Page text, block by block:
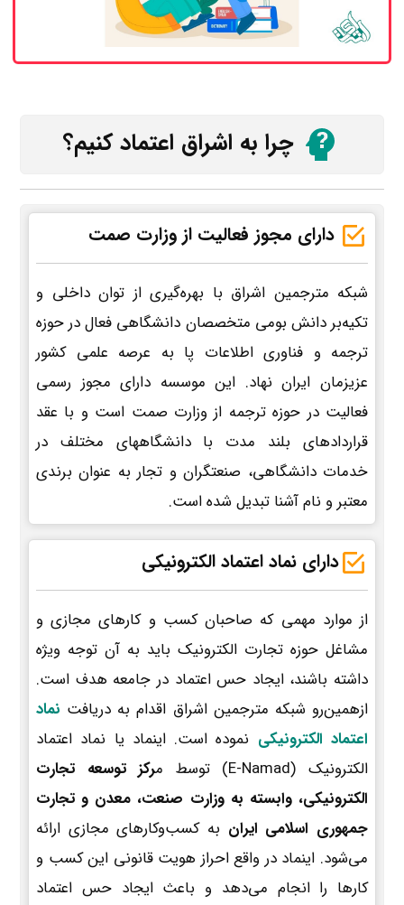
چرا به اشراق اعتماد کنیم؟
دارای مجوز فعالیت از وزارت صمت
شبکه مترجمین اشراق با بهره‌گیری از توان داخلی و
تکیه‌بر دانش بومی متخصصان دانشگاهی فعال در حوزه
ترجمه و فناوری اطلاعات پا به عرصه علمی کشور
عزیزمان ایران نهاد. این موسسه دارای مجوز رسمی
فعالیت در حوزه ترجمه از وزارت صمت است و با عقد
قراردادهای بلند مدت با دانشگاههای مختلف در
خدمات دانشگاهی، صنعتگران و تجار به عنوان برندی
معتبر و نام آشنا تبدیل شده است.
دارای نماد اعتماد الکترونیکی
از موارد مهمی که صاحبان کسب و کارهای مجازی و
مشاغل حوزه تجارت الکترونیک باید به آن توجه ویژه
داشته باشند، ایجاد حس اعتماد در جامعه هدف است.
ازهمین‌رو شبکه مترجمین اشراق اقدام به دریافت نماد
اعتماد الکترونیکی نموده است. اینماد یا نماد اعتماد
الکترونیک (E-Namad) توسط م
رکز توسعه تجارت
الکترونیکی، وابسته به وزارت صنعت، معدن و تجارت
جمهوری اسلامی ایران به کسب‌وکارهای مجازی ارائه
می‌شود. اینماد در واقع احراز هویت قانونی این کسب و
کارها را انجام می‌دهد و باعث ایجاد حس اعتماد